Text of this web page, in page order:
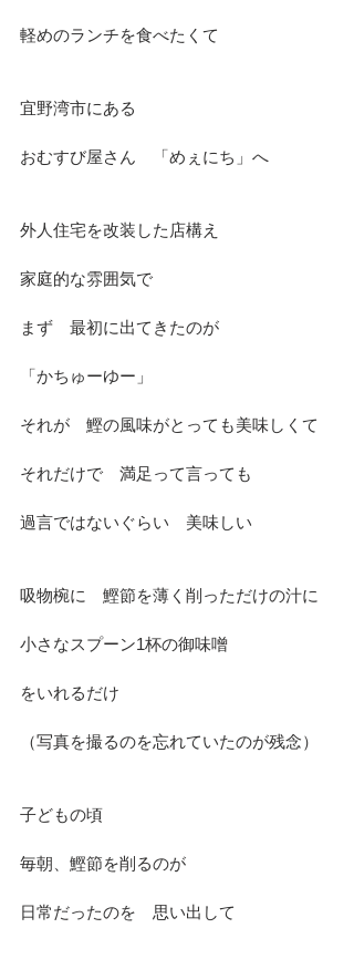
軽めのランチを食べたくて
宜野湾市にある
おむすび屋さん　「めぇにち」へ
外人住宅を改装した店構え
家庭的な雰囲気で
まず　最初に出てきたのが
「かちゅーゆー」
それが　鰹の風味がとっても美味しくて
それだけで　満足って言っても
過言ではないぐらい　美味しい
吸物椀に　鰹節を薄く削っただけの汁に
小さなスプーン1杯の御味噌
をいれるだけ
（写真を撮るのを忘れていたのが残念）
子どもの頃
毎朝、鰹節を削るのが
日常だったのを　思い出して